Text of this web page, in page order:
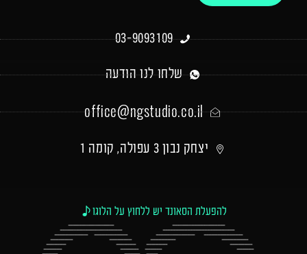
03-9093109
שלחו לנו הודעה
office@ngstudio.co.il
יצחק נבון 3 עפולה, קומה 1
להפעלת הסאונד יש ללחוץ על הלוגו